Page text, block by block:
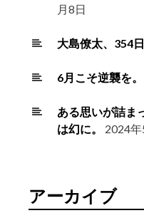
月8日
大島僚太、354日
6月こそ逆襲を。
ある思いが詰ま
は幻に。
2024
アーカイブ